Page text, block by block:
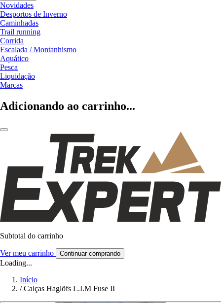
Novidades
Desportos de Inverno
Caminhadas
Trail running
Corrida
Escalada / Montanhismo
Aquático
Pesca
Liquidação
Marcas
Adicionando ao carrinho...
Subtotal do carrinho
Ver meu carrinho Continuar comprando
Loading...
Início
/ Calças Haglöfs L.I.M Fuse II